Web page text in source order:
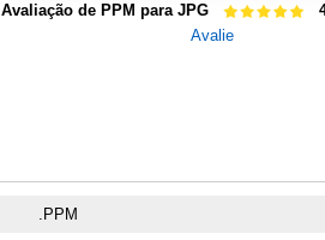
Avaliação de PPM para JPG
Avalie
.PPM